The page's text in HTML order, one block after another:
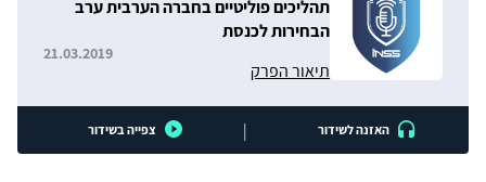
תהליכים פוליטיים בחברה הערבית ערב
הבחירות לכנסת
תיאור הפרק
21.03.2019
האזנה לשידור | צפייה בשידור